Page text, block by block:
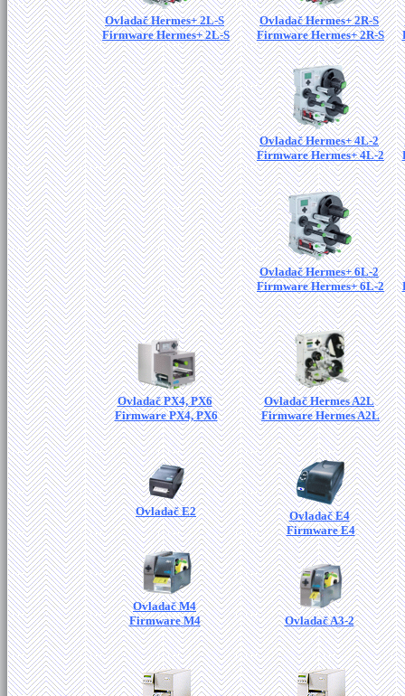
Ovladač Hermes+ 2L-S
Firmware Hermes+ 2L-S
Ovladač Hermes+ 2R-S
Firmware Hermes+ 2R-S
Ovladač Hermes+ 4L-2
Firmware Hermes+ 4L-2
Ovladač Hermes+ 6L-2
Firmware Hermes+ 6L-2
Ovladač PX4, PX6
Firmware PX4, PX6
Ovladač Hermes A2L
Firmware Hermes A2L
Ovladač E2
Ovladač E4
Firmware E4
Ovladač M4
Firmware M4
Ovladač A3-2